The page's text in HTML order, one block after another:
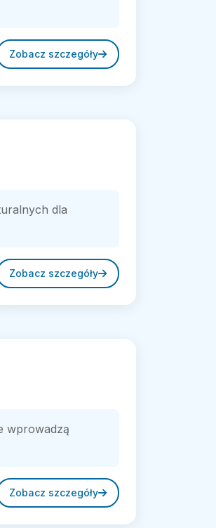
Zobacz szczegóły
dla
Zobacz szczegóły
wprowadzą
Zobacz szczegóły